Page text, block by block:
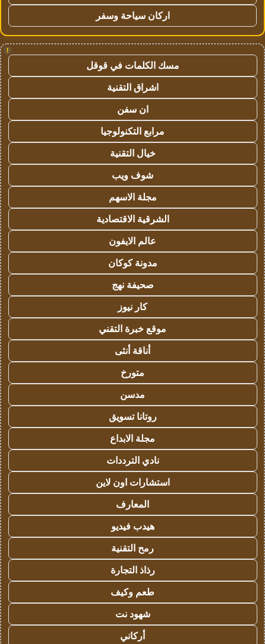
اركان سياحة وسفر
!
مسك الكلمات في قوقل
اشراق التقنية
ان سفن
مرابع التكنولوجيا
خيال التقنية
شوف ويب
مجلة الاسهم
الشرقية الاقتصادية
عالم الايفون
مدونة كوكان
صحيفة نهج
كار نيوز
موقع خبرة التقني
أناقة أنثى
متورخ
مدسن
روتانا تسويق
مجلة الابداع
نادي الترددات
استشارات اون لاين
المعارف
هيدب فيديو
رمح التقنية
رذاذ التجارة
طعم وكيف
شهود نت
أركاني